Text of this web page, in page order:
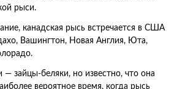
рыси.
канадская рысь встречается в США
Вашингтон, Новая Англия, Юта,
зайцы-беляки, но известно, что она
вероятное время, когда рысь